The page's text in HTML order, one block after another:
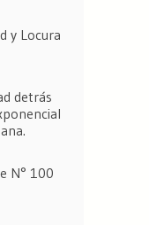
y Locura
detrás
N° 100